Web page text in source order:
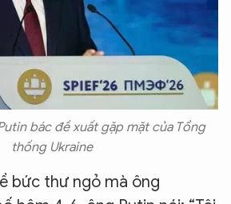
bác đề xuất gặp mặt của Tổng
thống Ukraine
bức thư ngỏ mà ông